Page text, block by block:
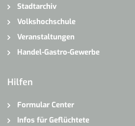
Stadtarchiv
Volkshochschule
Veranstaltungen
Handel-Gastro-Gewerbe
Hilfen
Formular Center
Infos für Geflüchtete